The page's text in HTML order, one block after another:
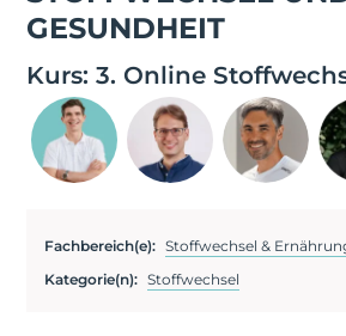
GESUNDHEIT
Kurs: 3. Online
Fachbereich(e): Stoffwechsel &
Kategorie(n): Stoffwechsel